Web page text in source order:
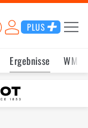
PLUS
Ergebnisse WM-